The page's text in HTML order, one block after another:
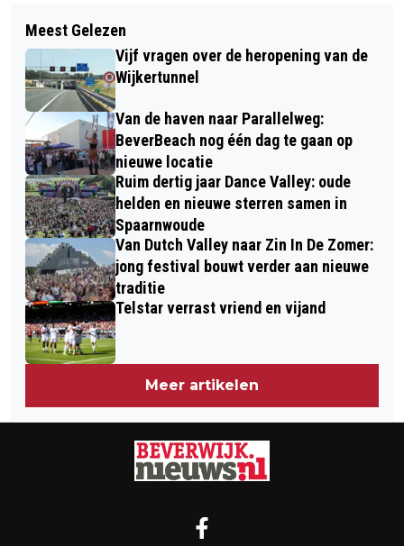
BEVERWIJK ONTVANGT 2,2 MILJOEN
EURO VAN RIJK VOOR WONINGBOUW
NA HET WEEKEND VOLOP ZON EN
TEMPERATUREN TOT 30 GRADEN
VERWACHT
Meest Gelezen
Vijf vragen over de heropening van de
Wijkertunnel
Van de haven naar Parallelweg:
BeverBeach nog één dag te gaan op
nieuwe locatie
Ruim dertig jaar Dance Valley: oude
helden en nieuwe sterren samen in
Spaarnwoude
Van Dutch Valley naar Zin In De Zomer:
jong festival bouwt verder aan nieuwe
traditie
Telstar verrast vriend en vijand
Meer artikelen